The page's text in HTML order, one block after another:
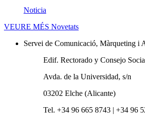
Noticia
VEURE MÉS Novetats
Servei de Comunicació, Màrqueting i
Edif. Rectorado y Consejo
Avda. de la Universidad, s/n
03202 Elche (Alicante)
Tel. +34 96 665 8743 | +34 96